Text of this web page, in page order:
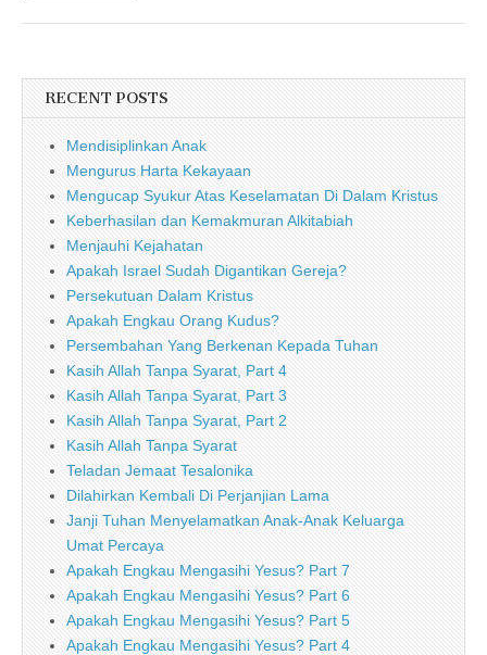
RECENT POSTS
Mendisiplinkan Anak
Mengurus Harta Kekayaan
Mengucap Syukur Atas Keselamatan Di Dalam Kristus
Keberhasilan dan Kemakmuran Alkitabiah
Menjauhi Kejahatan
Apakah Israel Sudah Digantikan Gereja?
Persekutuan Dalam Kristus
Apakah Engkau Orang Kudus?
Persembahan Yang Berkenan Kepada Tuhan
Kasih Allah Tanpa Syarat, Part 4
Kasih Allah Tanpa Syarat, Part 3
Kasih Allah Tanpa Syarat, Part 2
Kasih Allah Tanpa Syarat
Teladan Jemaat Tesalonika
Dilahirkan Kembali Di Perjanjian Lama
Janji Tuhan Menyelamatkan Anak-Anak Keluarga
Umat Percaya
Apakah Engkau Mengasihi Yesus? Part 7
Apakah Engkau Mengasihi Yesus? Part 6
Apakah Engkau Mengasihi Yesus? Part 5
Apakah Engkau Mengasihi Yesus? Part 4